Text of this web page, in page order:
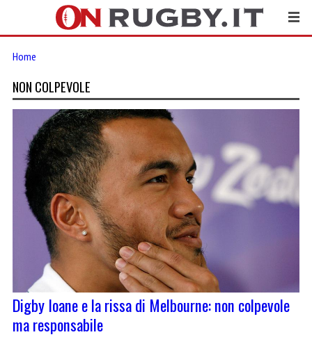
Home
NON COLPEVOLE
Digby Ioane e la rissa di Melbourne: non colpevole
ma responsabile